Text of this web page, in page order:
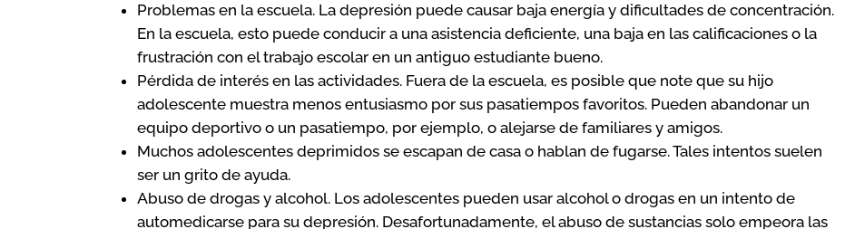
Problemas en la escuela. La depresión puede causar baja energía y dificultades de concentración.
En la escuela, esto puede conducir a una asistencia deficiente, una baja en las calificaciones o la
frustración con el trabajo escolar en un antiguo estudiante bueno.
Pérdida de interés en las actividades. Fuera de la escuela, es posible que note que su hijo
adolescente muestra menos entusiasmo por sus pasatiempos favoritos. Pueden abandonar un
equipo deportivo o un pasatiempo, por ejemplo, o alejarse de familiares y amigos.
Muchos adolescentes deprimidos se escapan de casa o hablan de fugarse. Tales intentos suelen
ser un grito de ayuda.
Abuso de drogas y alcohol. Los adolescentes pueden usar alcohol o drogas en un intento de
automedicarse para su depresión. Desafortunadamente, el abuso de sustancias solo empeora las